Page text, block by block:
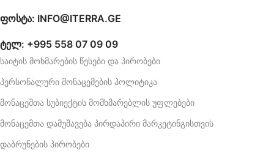
ფოსტა: INFO@ITERRA.GE
ტელ: +995 558 07 09 09
საიტის მოხმარების წესები და პირობები
პერსონალური მონაცემების პოლიტიკა
მონაცემთა სუბიექტის მომხმარებლის უფლებები
მონაცემთა დამუშავება პირდაპირი მარკეტინგისთვის
დაბრუნების პირობები